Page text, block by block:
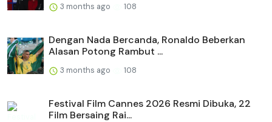
3 months ago 108
Dengan Nada Bercanda, Ronaldo Beberkan
Alasan Potong Rambut ...
3 months ago 108
Festival Film Cannes 2026 Resmi Dibuka, 22
Film Bersaing Rai...